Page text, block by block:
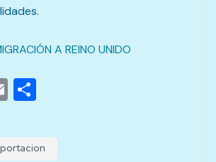
A REINO UNIDO
Email